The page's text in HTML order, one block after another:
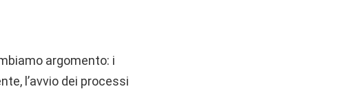
argomento: i
l’avvio dei processi